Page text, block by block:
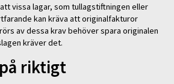
vissa lagar, som tullagstiftningen eller
kan kräva att originalfakturor
av dessa krav behöver spara originalen
kräver det.
riktigt